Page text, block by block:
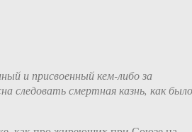
и присвоенный кем-либо за
следовать смертная казнь, как было